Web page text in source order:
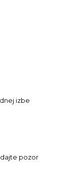
izbe
dajte pozor